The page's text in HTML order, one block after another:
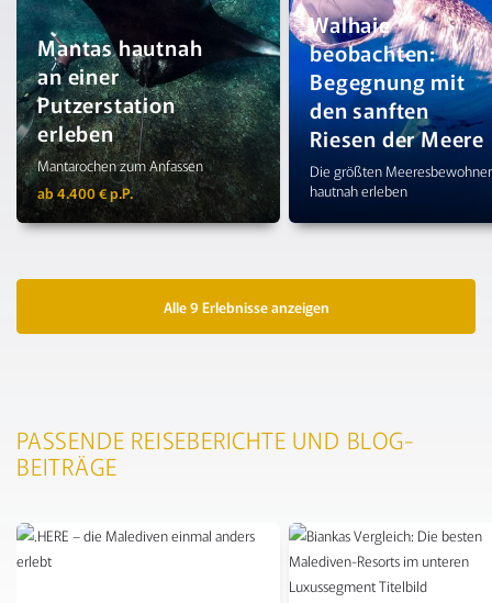
Mantas hautnah
an einer
Putzerstation
erleben
Mantarochen zum Anfassen
ab 4.400 € p.P.
Walhaie
beobachten:
Begegnung mit
den sanften
Riesen der Meere
Die größten Meeresbewohner
hautnah erleben
Alle 9 Erlebnisse anzeigen
PASSENDE REISEBERICHTE UND BLOG-
BEITRÄGE